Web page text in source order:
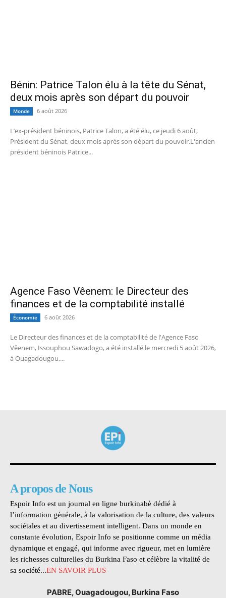
Bénin: Patrice Talon élu à la tête du Sénat,
deux mois après son départ du pouvoir
Monde 6 août 2026
L’ex-président béninois, Patrice Talon, a été élu, ce jeudi 6 août,
Président du Sénat, deux mois après son départ du pouvoir.L'ancien
président béninois Patrice...
Agence Faso Vêenem: le Directeur des
finances et de la comptabilité installé
Économie 6 août 2026
Le Directeur des finances et de la comptabilité de l'Agence Faso
Vêenem, Issouphou Sawadogo, a été installé le mercredi 5 août 2026,
à Ouagadougou,...
A propos de Nous
Espoir Info est un journal en ligne burkinabè dédié à
l’information générale, à la valorisation de la culture, des valeurs
sociétales et au divertissement intelligent. Dans un monde en
constante évolution, Espoir Info se positionne comme un média
dynamique et engagé, qui informe avec rigueur, met en lumière
les richesses culturelles du Burkina Faso et célèbre la vitalité de
sa société...EN SAVOIR PLUS
PABRE, Ouagadougou, Burkina Faso